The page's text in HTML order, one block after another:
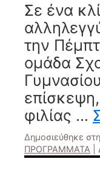
Σε ένα
την
ομάδα
φιλίας …
Δημοσιεύθηκε στη
ΠΡΟΓΡΑΜΜΑΤΑ